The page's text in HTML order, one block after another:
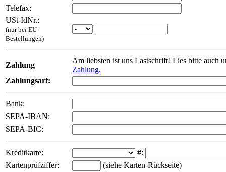
Telefax:
USt-IdNr.:
(nur bei EU-
Bestellungen)
Zahlung
Am liebsten ist uns Lastschrift! Lies bitte auch
Zahlung.
Zahlungsart:
Bank:
SEPA-IBAN:
SEPA-BIC:
Kreditkarte:
#:
Kartenprüfziffer:
(siehe Karten-Rückseite)